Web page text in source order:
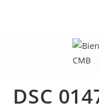
DSC